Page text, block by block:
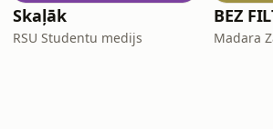
Skaļāk
RSU Studentu medijs
BEZ
Madara